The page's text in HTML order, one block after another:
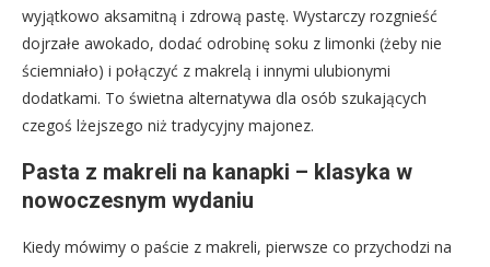
wyjątkowo aksamitną i zdrową pastę. Wystarczy rozgnieść
dojrzałe awokado, dodać odrobinę soku z limonki (żeby nie
ściemniało) i połączyć z makrelą i innymi ulubionymi
dodatkami. To świetna alternatywa dla osób szukających
czegoś lżejszego niż tradycyjny majonez.
Pasta z makreli na kanapki – klasyka w
nowoczesnym wydaniu
Kiedy mówimy o paście z makreli, pierwsze co przychodzi na